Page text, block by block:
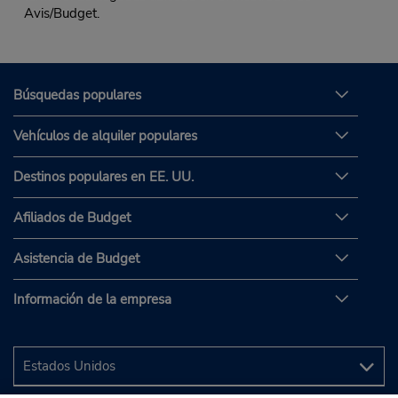
Avis/Budget.
Búsquedas populares
Vehículos de alquiler populares
Destinos populares en EE. UU.
Afiliados de Budget
Asistencia de Budget
Información de la empresa